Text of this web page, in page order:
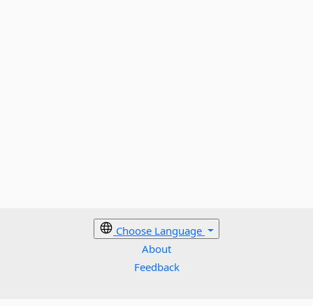
Choose Language
About
Feedback